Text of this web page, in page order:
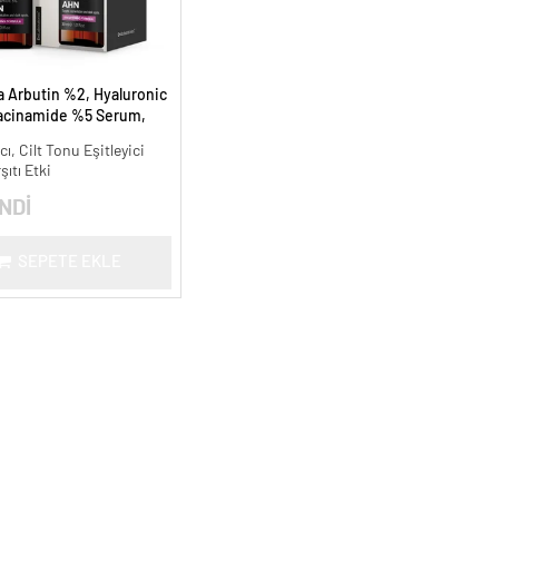
Arbutin %2, Hyaluronic
%5 Serum,
Cilt Tonu Eşitleyici
Etki